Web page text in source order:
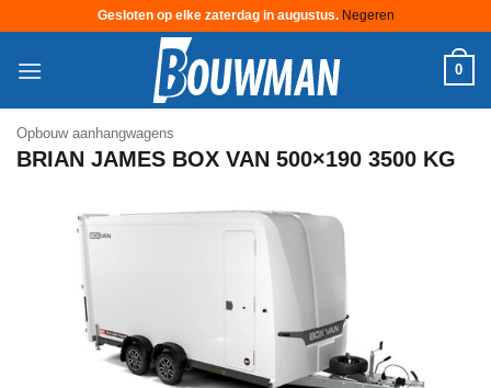
Gesloten op elke zaterdag in augustus. Negeren
naar
0
Opbouw aanhangwagens
BRIAN JAMES BOX VAN 500×190 3500 KG